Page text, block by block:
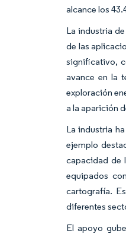
alcance los
La industria
de las
significativo,
avance en la
exploración
a la aparición
La industria
ejemplo
capacidad de
equipados
cartografía.
diferentes
El apoyo